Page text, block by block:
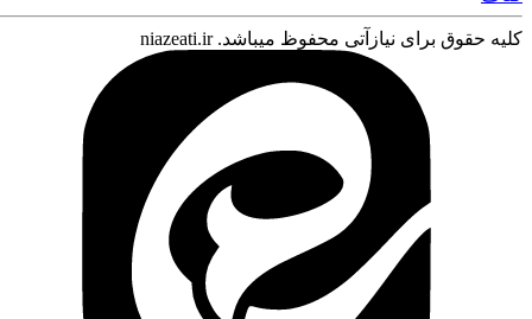
کلیه حقوق برای نیازآتی محفوظ میباشد. niazeati.ir